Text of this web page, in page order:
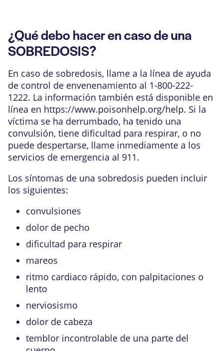
¿Qué debo hacer en caso de una
SOBREDOSIS?
En caso de sobredosis, llame a la línea de ayuda
de control de envenenamiento al 1-800-222-
1222. La información también está disponible en
línea en https://www.poisonhelp.org/help. Si la
víctima se ha derrumbado, ha tenido una
convulsión, tiene dificultad para respirar, o no
puede despertarse, llame inmediamente a los
servicios de emergencia al 911.
Los síntomas de una sobredosis pueden incluir
los siguientes:
convulsiones
dolor de pecho
dificultad para respirar
mareos
ritmo cardiaco rápido, con palpitaciones o
lento
nerviosismo
dolor de cabeza
temblor incontrolable de una parte del